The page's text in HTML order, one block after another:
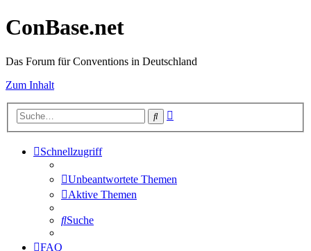
ConBase.net
Das Forum für Conventions in Deutschland
Zum Inhalt
Suche
Schnellzugriff
Unbeantwortete Themen
Aktive Themen
Suche
FAQ